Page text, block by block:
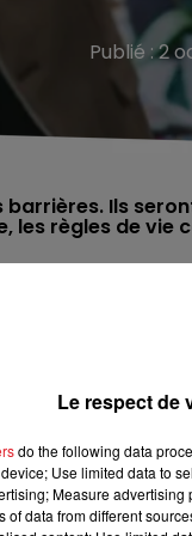
Publié : 2
Ils
les règles de vie
ont négocié cette
lilloise.
Objectif : faire
les marchés
missions
à
Le respect de
do the following data
Use limited data to
Measure
of data from different